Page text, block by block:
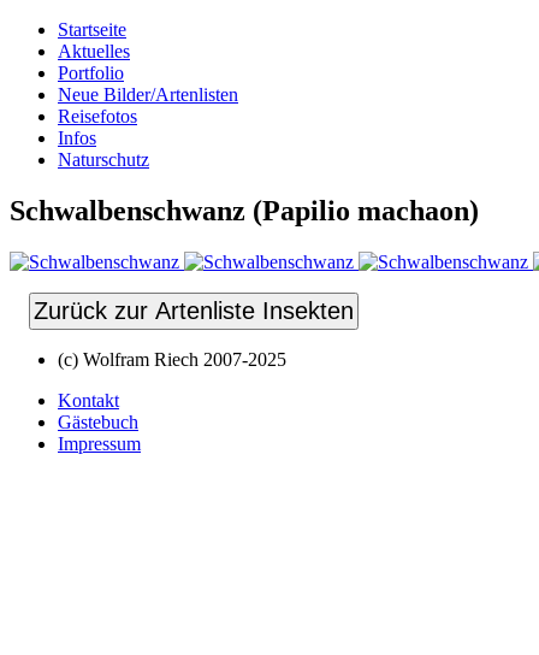
Startseite
Aktuelles
Portfolio
Neue Bilder/Artenlisten
Reisefotos
Infos
Naturschutz
Schwalbenschwanz (Papilio machaon)
Zurück zur Artenliste Insekten
(c) Wolfram Riech 2007-2025
Kontakt
Gästebuch
Impressum